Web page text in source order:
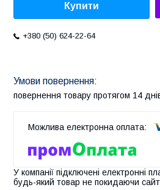
Купити
+380 (50) 624-22-64
повернення товару протягом 14
У компанії підключені електронні
будь-який товар не покидаючи